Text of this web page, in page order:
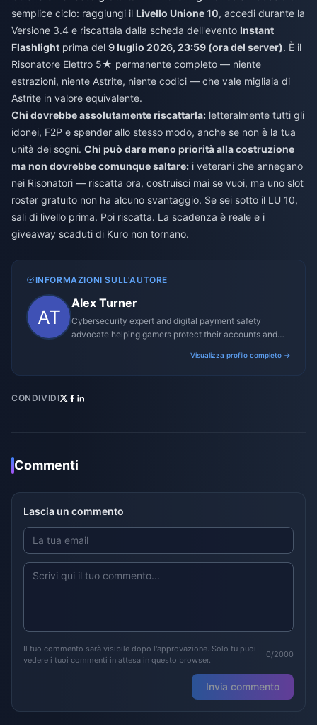
semplice ciclo: raggiungi il Livello Unione 10, accedi durante la
Versione 3.4 e riscattala dalla scheda dell'evento Instant
Flashlight prima del 9 luglio 2026, 23:59 (ora del server). È il
Risonatore Elettro 5★ permanente completo — niente
estrazioni, niente Astrite, niente codici — che vale migliaia di
Astrite in valore equivalente.
Chi dovrebbe assolutamente riscattarla: letteralmente tutti gli
idonei, F2P e spender allo stesso modo, anche se non è la tua
unità dei sogni. Chi può dare meno priorità alla costruzione
ma non dovrebbe comunque saltare: i veterani che annegano
nei Risonatori — riscatta ora, costruisci mai se vuoi, ma uno slot
roster gratuito non ha alcuno svantaggio. Se sei sotto il LU 10,
sali di livello prima. Poi riscatta. La scadenza è reale e i
giveaway scaduti di Kuro non tornano.
INFORMAZIONI SULL'AUTORE
Alex Turner
Cybersecurity expert and digital payment safety
advocate helping gamers protect their accounts and
Visualizza profilo completo →
CONDIVIDI
Commenti
Lascia un commento
Il tuo commento sarà visibile dopo l'approvazione. Solo tu puoi
vedere i tuoi commenti in attesa in questo browser.
0/2000
Invia commento